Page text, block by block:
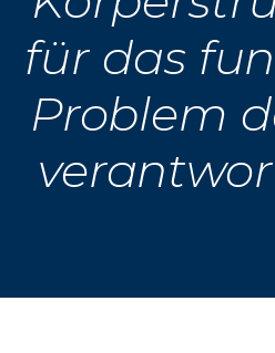
für das
Problem